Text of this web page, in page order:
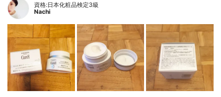
資格:日本化粧品検定3級
Nachi